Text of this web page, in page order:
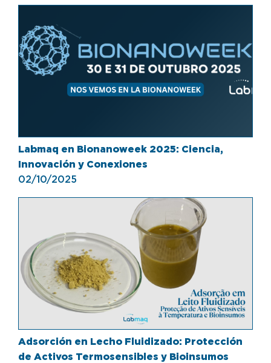
Labmaq en Bionanoweek 2025: Ciencia,
Innovación y Conexiones
02/10/2025
Adsorción en Lecho Fluidizado: Protección
de Activos Termosensibles y Bioinsumos